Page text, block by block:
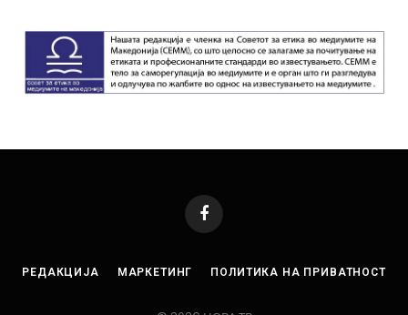
Facebook
РЕДАКЦИЈА МАРКЕТИНГ ПОЛИТИКА НА ПРИВАТНОСТ